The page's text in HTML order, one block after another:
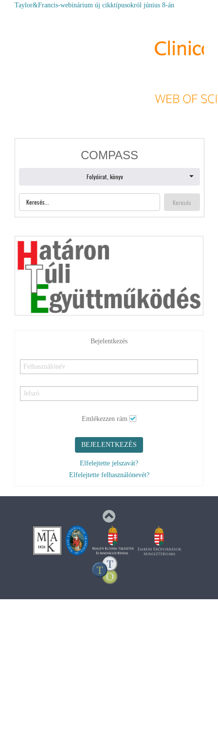
Taylor&Francis-webinárium új cikktípusokról június 8-án
Bejelentkezés
Elfelejtette jelszavát?